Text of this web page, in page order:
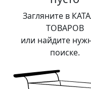
Загляните в
ТОВАРОВ
или найдите
поиске.